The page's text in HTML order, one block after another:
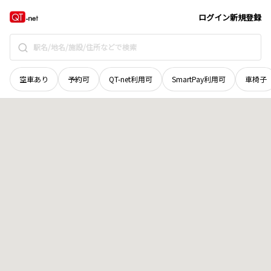
ログイン新規登録
空車あり 予約可 QT-net利用可 SmartPay利用可 車椅子
岩手県